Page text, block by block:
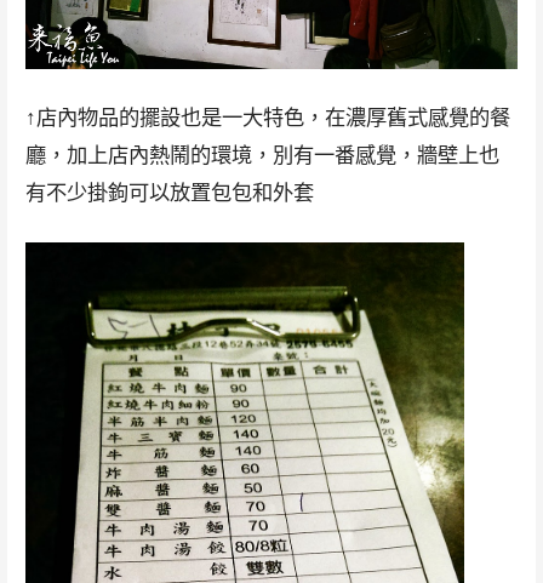
↑店內物品的擺設也是一大特色，在濃厚舊式感覺的餐
廳，加上店內熱鬧的環境，別有一番感覺，牆壁上也
有不少掛鉤可以放置包包和外套